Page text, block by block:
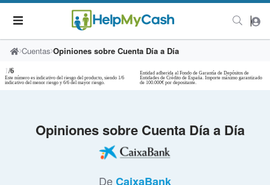
Cuentas Opiniones sobre Cuenta Día a Día
/6
Este número es indicativo del riesgo del producto, siendo 1/6
indicativo del menor riesgo y 6/6 del mayor riesgo.
Entidad adherida al Fondo de Garantía de Depósitos de
Entidades de Crédito de España. Importe máximo garantizado
de 100.000€ por depositante.
Opiniones sobre Cuenta Día a Día
DeCaixaBank